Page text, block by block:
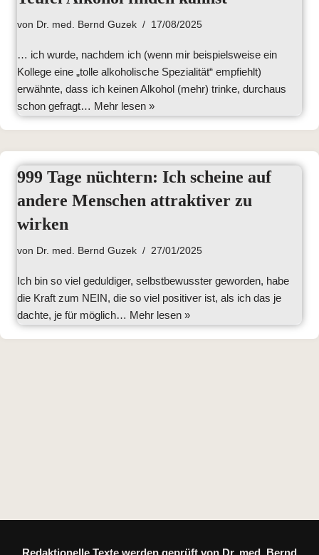
von Dr. med. Bernd Guzek 17/08/2025
… ich wurde, nachdem ich (wenn mir beispielsweise ein
Kollege eine „tolle alkoholische Spezialität“ empfiehlt)
erwähnte, dass ich keinen Alkohol (mehr) trinke, durchaus
schon gefragt… Mehr lesen »
999 Tage nüchtern: Ich scheine auf
andere Menschen attraktiver zu
wirken
von Dr. med. Bernd Guzek 27/01/2025
Ich bin so viel geduldiger, selbstbewusster geworden, habe
die Kraft zum NEIN, die so viel positiver ist, als ich das je
dachte, je für möglich… Mehr lesen »
Redaktionelle Texte werden geprüft von Dr. med. Bernd